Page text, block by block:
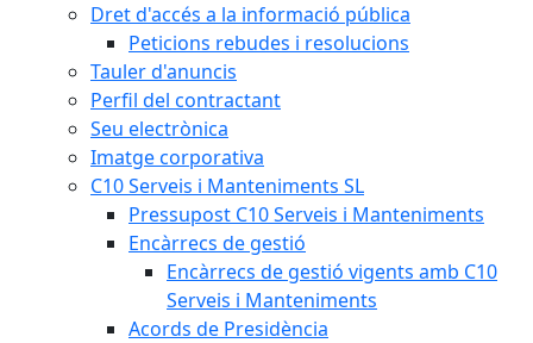
Dret d'accés a la informació pública
Peticions rebudes i resolucions
Tauler d'anuncis
Perfil del contractant
Seu electrònica
Imatge corporativa
C10 Serveis i Manteniments SL
Pressupost C10 Serveis i Manteniments
Encàrrecs de gestió
Encàrrecs de gestió vigents amb C10
Serveis i Manteniments
Acords de Presidència